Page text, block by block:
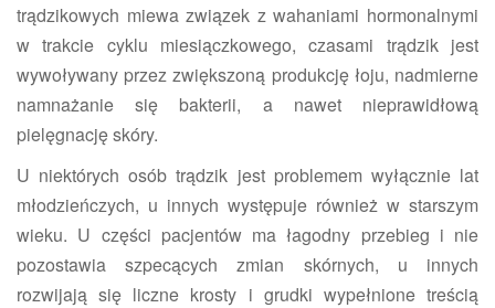
trądzikowych miewa związek z wahaniami hormonalnymi
w trakcie cyklu miesiączkowego, czasami trądzik jest
wywoływany przez zwiększoną produkcję łoju, nadmierne
namnażanie się bakterii, a nawet nieprawidłową
pielęgnację skóry.
U niektórych osób trądzik jest problemem wyłącznie lat
młodzieńczych, u innych występuje również w starszym
wieku. U części pacjentów ma łagodny przebieg i nie
pozostawia szpecących zmian skórnych, u innych
rozwijają się liczne krosty i grudki wypełnione treścią